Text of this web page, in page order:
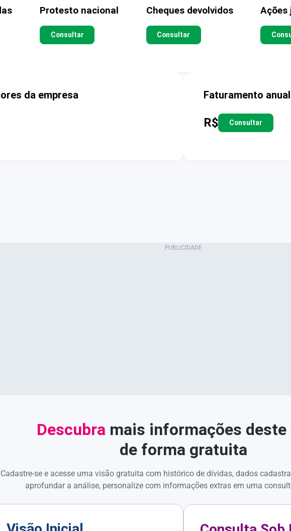
Protesto nacional
Consultar
Cheques devolvidos
Consultar
Ações
da empresa Faturamento anual
R$ Consultar
Descubra mais informações deste
de forma gratuita
Cadastre-se e acesse uma visão gratuita com histórico de dívidas, dados
aprofundar a análise, personalize com informações extras em uma